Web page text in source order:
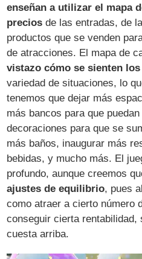
enseñan a utilizar el mapa
precios de las entradas, de
productos que se venden
de atracciones. El mapa de
vistazo cómo se sienten
variedad de situaciones, lo
tenemos que dejar más
más bancos para que
decoraciones para que se
más baños, inaugurar más
bebidas, y mucho más. El
profundo, aunque creemos
ajustes de equilibrio, pues
como atraer a cierto número
conseguir cierta rentabilidad,
cuesta arriba.